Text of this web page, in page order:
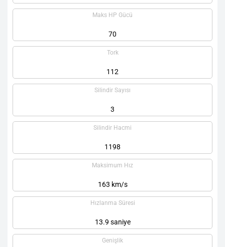
Maks HP Gücü
70
Tork
112
Silindir Sayısı
3
Silindir Hacmi
1198
Maksimum Hız
163 km/s
Hızlanma Süresi
13.9 saniye
Genişlik